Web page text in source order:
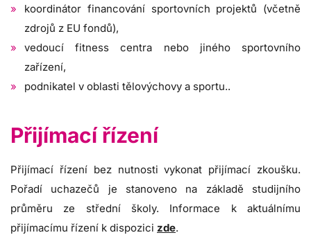
koordinátor financování sportovních projektů (včetně
zdrojů z EU fondů),
vedoucí fitness centra nebo jiného sportovního
zařízení,
podnikatel v oblasti tělovýchovy a sportu..
Přijímací řízení
Přijímací řízení bez nutnosti vykonat přijímací zkoušku.
Pořadí uchazečů je stanoveno na základě studijního
průměru ze střední školy. Informace k aktuálnímu
přijímacímu řízení k dispozici zde.